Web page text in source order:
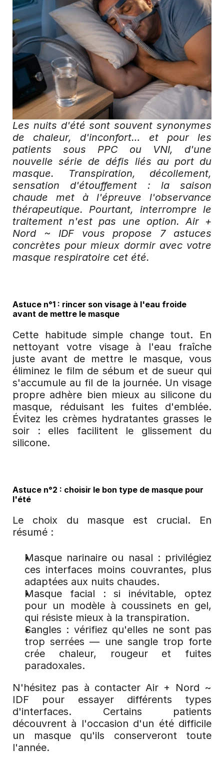
Les nuits d'été sont souvent synonymes
de chaleur, d'inconfort… et pour les
patients sous PPC ou VNI, d'une
nouvelle série de défis liés au port du
masque. Transpiration, décollement,
sensation d'étouffement : la saison
chaude met à l'épreuve l'observance
thérapeutique. Pourtant, interrompre le
traitement n'est pas une option. Air +
Nord ~ IDF vous propose 7 astuces
concrètes pour mieux dormir avec votre
masque respiratoire cet été.
Astuce n°1 : rincer son visage à l'eau froide
avant de mettre le masque
Cette habitude simple change tout. En
nettoyant votre visage à l'eau fraîche
juste avant de mettre le masque, vous
éliminez le film de sébum et de sueur qui
s'accumule au fil de la journée. Un visage
propre adhère bien mieux au silicone du
masque, réduisant les fuites d'emblée.
Évitez les crèmes hydratantes grasses le
soir : elles facilitent le glissement du
silicone.
Astuce n°2 : choisir le bon type de masque pour
l'été
Le choix du masque est crucial. En
résumé :
Masque narinaire ou nasal : privilégiez
ces interfaces moins couvrantes, plus
adaptées aux nuits chaudes.
Masque facial : si inévitable, optez
pour un modèle à coussinets en gel,
qui résiste mieux à la transpiration.
Sangles : vérifiez qu'elles ne sont pas
trop serrées — une sangle trop forte
crée chaleur, rougeur et fuites
paradoxales.
N'hésitez pas à contacter Air + Nord ~
IDF pour essayer différents types
d'interfaces. Certains patients
découvrent à l'occasion d'un été difficile
un masque qu'ils conserveront toute
l'année.